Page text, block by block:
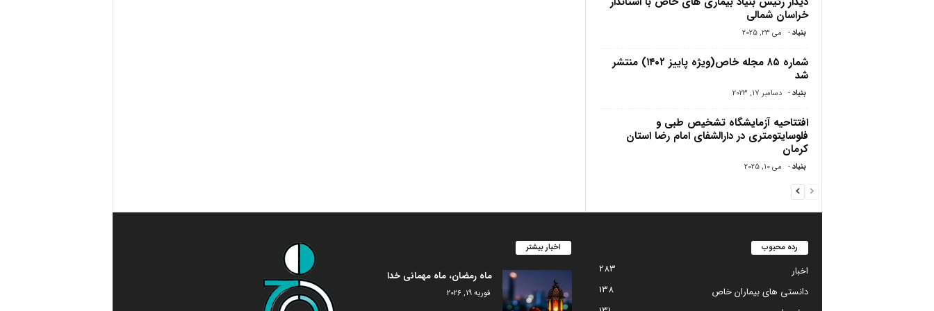
خراسان شمالی
بنیاد - می 23, 2025
شماره ۸۵ مجله خاص(ویژه پاییز ۱۴۰۲) منتشر
شد
بنیاد - دسامبر 17, 2023
افتتاحیه آزمایشگاه تشخیص طبی و
فلوسایتومتری در دارالشفای امام رضا استان
کرمان
بنیاد - می 10, 2025
اخبار بیشتر
ماه رمضان، ماه مهمانی خدا
فوریه 19, 2026
رده محبوب
اخبار
283
دانستی های بیماران خاص
138